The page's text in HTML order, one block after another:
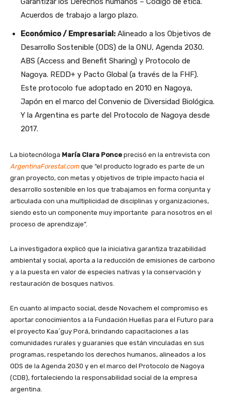
Acuerdos de trabajo a largo plazo.
Económico / Empresarial: Alineado a los Objetivos de
Desarrollo Sostenible (ODS) de la ONU, Agenda 2030.
ABS (Access and Benefit Sharing) y Protocolo de
Nagoya. REDD+ y Pacto Global (a través de la FHF).
Este protocolo fue adoptado en 2010 en Nagoya,
Japón en el marco del Convenio de Diversidad Biológica.
Y la Argentina es parte del Protocolo de Nagoya desde
2017.
La biotecnóloga María Clara Ponce precisó en la entrevista con
ArgentinaForestal.com que “el producto logrado es parte de un
gran proyecto, con metas y objetivos de triple impacto hacia el
desarrollo sostenible en los que trabajamos en forma conjunta y
articulada con una multiplicidad de disciplinas y organizaciones,
siendo esto un componente muy importante para nosotros en el
proceso de aprendizaje”.
La investigadora explicó que la iniciativa garantiza trazabilidad
ambiental y social, aporta a la reducción de emisiones de carbono
y a la puesta en valor de especies nativas y la conservación y
restauración de bosques nativos.
En cuanto al impacto social, desde Novachem el compromiso es
aportar conocimientos a la Fundación Huellas para el Futuro para
el proyecto Kaa´guy Porá, brindando capacitaciones a las
comunidades rurales y guaranies que están vinculadas en sus
programas, respetando los derechos humanos, alineados a los
ODS de la Agenda 2030 y en el marco del Protocolo de Nagoya
(CDB), fortaleciendo la responsabilidad social de la empresa
argentina.